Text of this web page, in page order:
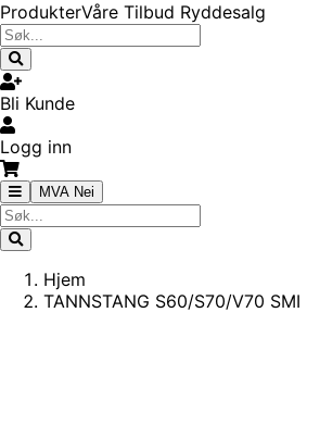
ProdukterVåre Tilbud Ryddesalg
Bli Kunde
Logg inn
MVA Nei
Hjem
TANNSTANG S60/S70/V70 SMI